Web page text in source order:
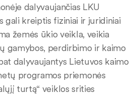
dalyvaujančias LKU
gali kreiptis fiziniai ir juridiniai
žemės ūkio veikla, veikia
gamybos, perdirbimo ir kaimo
dalyvaujantys Lietuvos kaimo
programos priemonės
turtą“ veiklos srities